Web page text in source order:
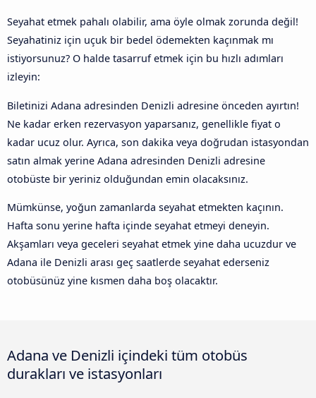
Seyahat etmek pahalı olabilir, ama öyle olmak zorunda değil!
Seyahatiniz için uçuk bir bedel ödemekten kaçınmak mı
istiyorsunuz? O halde tasarruf etmek için bu hızlı adımları
izleyin:
Biletinizi Adana adresinden Denizli adresine önceden ayırtın!
Ne kadar erken rezervasyon yaparsanız, genellikle fiyat o
kadar ucuz olur. Ayrıca, son dakika veya doğrudan istasyondan
satın almak yerine Adana adresinden Denizli adresine
otobüste bir yeriniz olduğundan emin olacaksınız.
Mümkünse, yoğun zamanlarda seyahat etmekten kaçının.
Hafta sonu yerine hafta içinde seyahat etmeyi deneyin.
Akşamları veya geceleri seyahat etmek yine daha ucuzdur ve
Adana ile Denizli arası geç saatlerde seyahat ederseniz
otobüsünüz yine kısmen daha boş olacaktır.
Adana ve Denizli içindeki tüm otobüs
durakları ve istasyonları